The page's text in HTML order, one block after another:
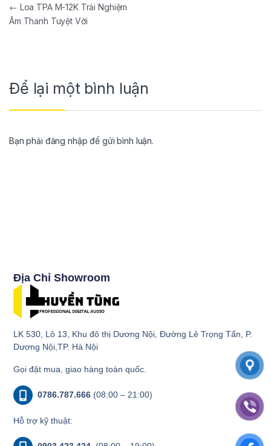
← Loa TPA M-12K Trải Nghiệm
Âm Thanh Tuyệt Vời
Để lại một bình luận
Bạn phải đăng nhập để gửi bình luận.
Địa Chỉ Showroom
LK 530, Lô 13, Khu đô thị Dương Nội, Đường Lê Trọng Tấn, P.
Dương Nội,TP. Hà Nội
Gọi đặt mua, giao hàng toàn quốc.
0786.787.666 (08:00 – 21:00)
Hỗ trợ kỹ thuật: